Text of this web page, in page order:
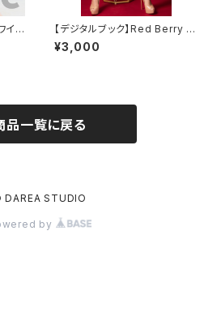
イト
【デジタルブック】Red Berry D
AREA Dream Factory Maga
zine
¥3,000
品一覧に戻る
DAREA STUDIO
by